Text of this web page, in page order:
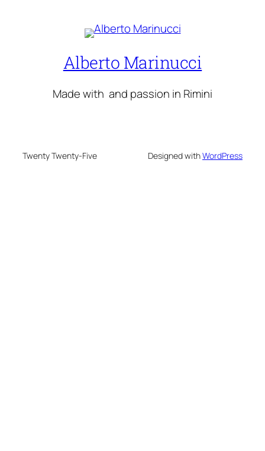
Alberto Marinucci
Made with and passion in Rimini
Twenty Twenty-Five Designed withWordPress